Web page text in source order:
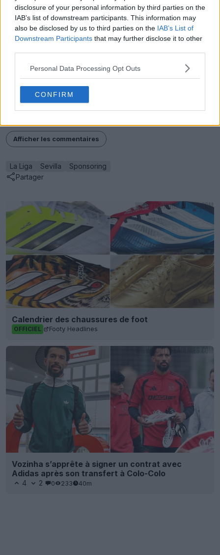
disclosure of your personal information by third parties on the
IAB’s list of downstream participants. This information may
also be disclosed by us to third parties on the IAB’s List of
Downstream Participants that may further disclose it to other
Personal Data Processing Opt Outs
CONFIRM
maillot du FC Séville ? Partage tes impressions ci-
Afficher les commentaires
La Liga Sevilla
Sponsoring
Partager
Calendrier des chaussures de foot
OFFICIEL Footy Headlines
Vozinha s’apprête à signer un contrat avec
Adidas après son transfert à Colo-Colo
4 2 0 233 40m